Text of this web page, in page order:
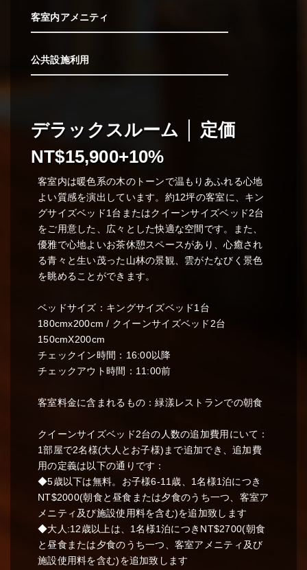
客室内アメニティ
公共設施利用
デラックスルーム │ 定価
NT$15,900+10%
客室内は暖色系の木のトーンで温もりあふれる心地
よい質感を演出しています。約12坪の客室に、キン
グサイズベッド1台またはクイーンサイズベッド2台
をご用意した、広々とした快適な空間です。また、
優雅で心地よいお茶休憩スペースがあり、心癒され
る青々と生い茂った山林の景観、雲がたなびく景色
を眺めることができます。
ベッドサイズ：キングサイズベッド1台
180cmx200cm / クイーンサイズベッド2台
150cmX200cm
チェックイン時間：16:00以降
チェックアウト時間：11:00前
客室料金に含まれるもの：緑漾レストランでの朝食
クイーンサイズベッド2台の人数の追加費用にいて：
1部屋で2名様(大人とお子様)まで追加でき、追加費
用の定義は以下の通りです：
◆5歳以下は無料。お子様6-11歳、1名様1泊につき
NT$2000(朝食と昼食または夕食のうち一つ、客室ア
メニティ及び施設使用料を含む)を追加致します
◆大人:12歳以上は、1名様1泊につきNT$2700(朝食
と昼食または夕食のうち一つ、客室アメニティ及び
施設使用料を含む)を追加致します